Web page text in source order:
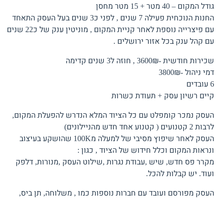
גודל המקום – 40 מטר + 15 מטר מחסן
החנות הנוכחית פעילה 7 שנים , לפני כ3 שנים בעל העסק התאחד
עם פיצרייה נוספת לאחר קניית המקום , מוניטין ענק של כ22 שנים
עם קהל ענק בכל אזור ירושלים .
שכירות חודשית -3600₪ , חוזה ל3 שנים קדימה
דמי ניהול -3800₪
6 עובדים
קיים רשיון עסק + תעודת כשרות
העסק נמכר קומפלט עם כל הציוד המלא הנדרש להפעלת המקום,
לרבות 2 קטנועים ( קטנוע אחד חדש מהניילונים)
העסק לאחר שיפוץ מסיבי של למעלה מ100K שהושקע בעיצוב
ונראות המקום וכלל חידוש של הציוד , כגון :
מקרר פס חדש, שיש ,עבודת נגרות ,שילוט העסק ,מנורות, דלפק
ועוד. יש קבלות להכל.
העסק מפורסם ועובד עם חברות נוספות כמו , משלוחה, תן ביס,